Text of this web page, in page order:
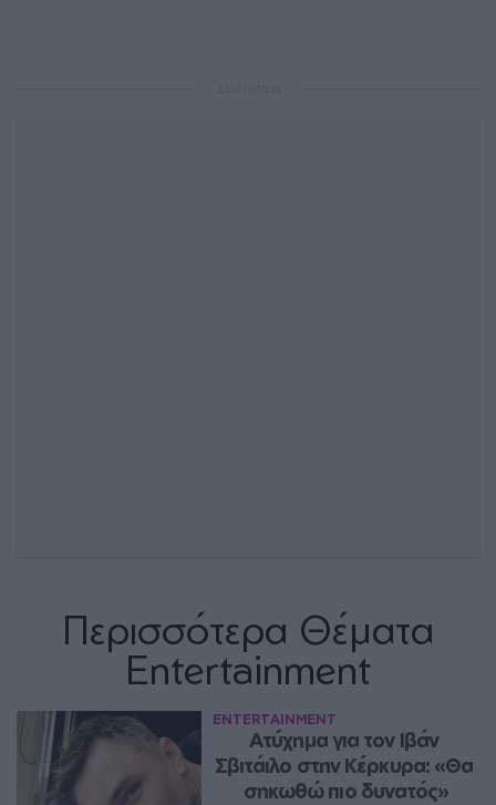
Περισσότερα Θέματα
Entertainment
ENTERTAINMENT
Ατύχημα για τον Ιβάν
Σβιτάιλο στην Κέρκυρα: «Θα
σηκωθώ πιο δυνατός»